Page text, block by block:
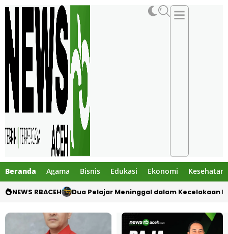
Beranda Agama Bisnis Edukasi Ekonomi Kesehatan
NEWS RBACEH Dua Pelajar Meninggal dalam Kecelakaan